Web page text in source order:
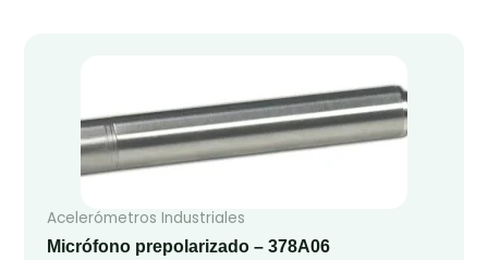
Acelerómetros Industriales
Micrófono prepolarizado – 378A06